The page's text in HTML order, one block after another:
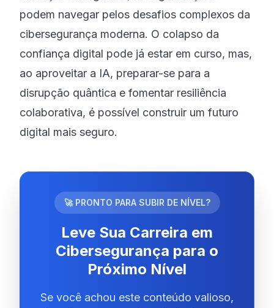
podem navegar pelos desafios complexos da
cibersegurança moderna. O colapso da
confiança digital pode já estar em curso, mas,
ao aproveitar a IA, preparar-se para a
disrupção quântica e fomentar resiliência
colaborativa, é possível construir um futuro
digital mais seguro.
🚀 PRONTO PARA SUBIR DE NÍVEL?
Leve Sua Carreira em
Cibersegurança para o
Próximo Nível
Se você achou este conteúdo valioso,